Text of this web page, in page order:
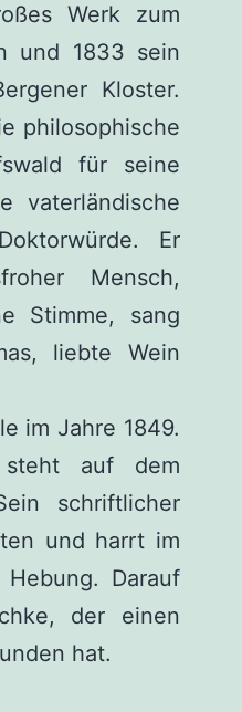
Werk zum
und 1833 sein
Kloster.
philosophische
für seine
vaterländische
Er
Mensch,
Stimme, sang
liebte Wein
im Jahre 1849.
steht auf dem
schriftlicher
und harrt im
Darauf
der einen
hat.